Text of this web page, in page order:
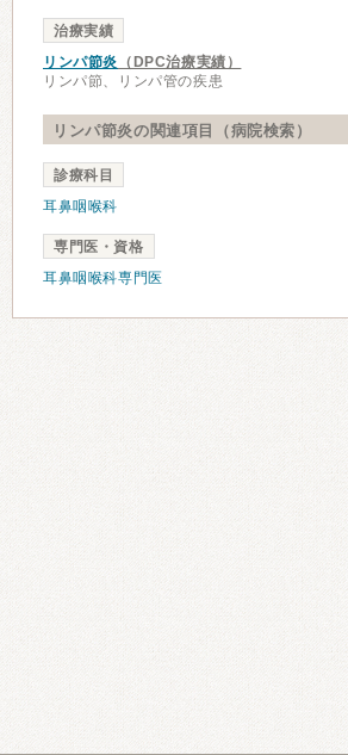
治療実績
リンパ節炎 （DPC治療実績）
リンパ節、リンパ管の疾患
リンパ節炎の関連項目（病院検索）
診療科目
耳鼻咽喉科
専門医・資格
耳鼻咽喉科専門医